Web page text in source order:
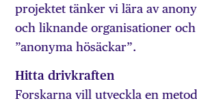
projektet tänker vi lära av
och liknande organisationer
”anonyma hösäckar”.
Hitta drivkraften
Forskarna vill utveckla en